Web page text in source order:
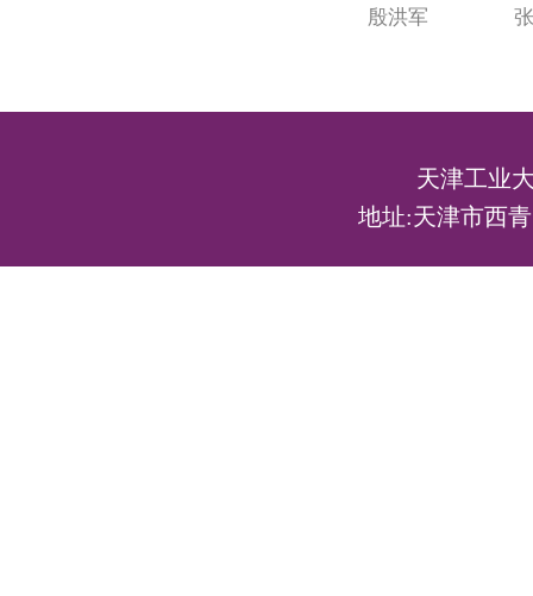
殷洪军
天津工业
地址:天津市西